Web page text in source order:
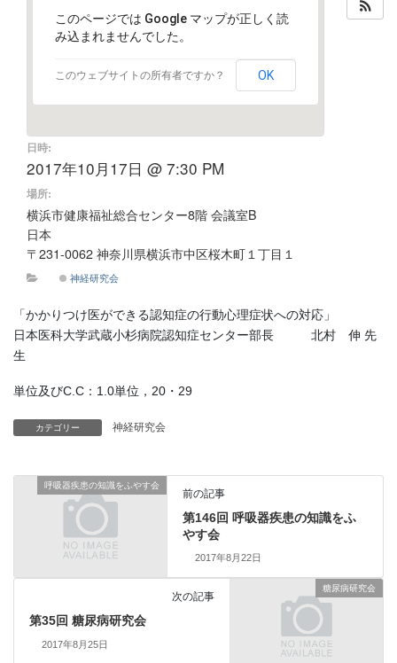
このページでは Google マップが正しく読
み込まれませんでした。
このウェブサイトの所有者ですか？ OK
日時:
2017年10月17日 @ 7:30 PM
場所:
横浜市健康福祉総合センター8階 会議室B
日本
〒231-0062 神奈川県横浜市中区桜木町１丁目１
神経研究会
「かかりつけ医ができる認知症の行動心理症状への対応」
日本医科大学武蔵小杉病院認知症センター部長 北村 伸 先
生
単位及びC.C：1.0単位，20・29
カテゴリー 神経研究会
呼吸器疾患の知識をふやす会
前の記事
第146回 呼吸器疾患の知識をふ
やす会
2017年8月22日
糖尿病研究会
次の記事
第35回 糖尿病研究会
2017年8月25日